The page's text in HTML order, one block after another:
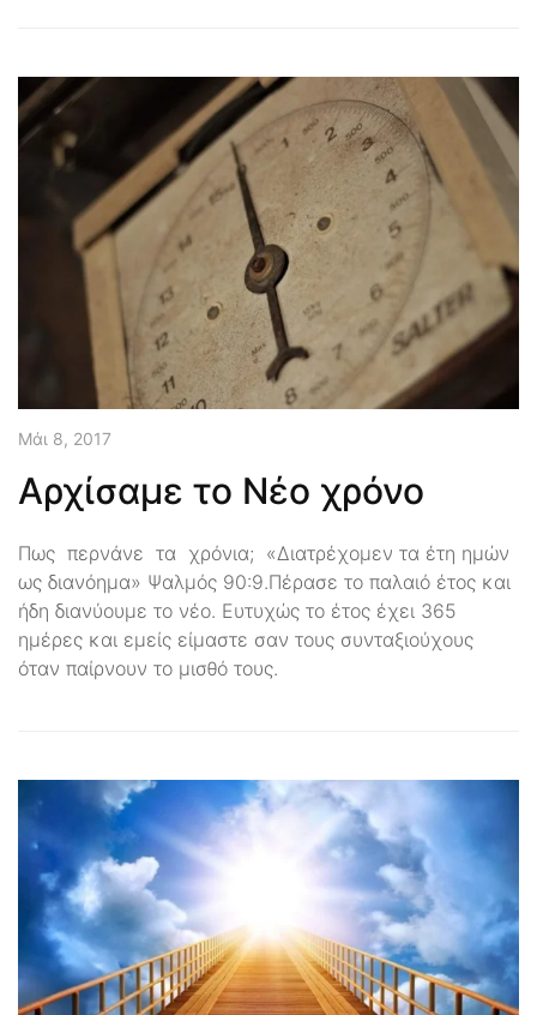
Μάι 8, 2017
Αρχίσαμε το Νέο χρόνο
Πως περνάνε τα χρόνια; «Διατρέχομεν τα έτη ημών
ως διανόημα» Ψαλμός 90:9.Πέρασε το παλαιό έτος και
ήδη διανύουμε το νέο. Ευτυχώς το έτος έχει 365
ημέρες και εμείς είμαστε σαν τους συνταξιούχους
όταν παίρνουν το μισθό τους.